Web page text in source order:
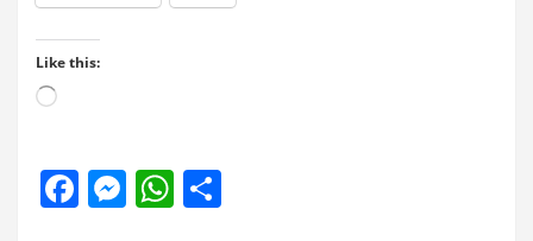
Like this:
Loading…
F
M
W